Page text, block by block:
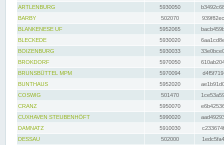
ARTLENBURG
5930050
BARBY
502070
BLANKENESE UF
5952065
BLECKEDE
5930020
BOIZENBURG
5930033
BROKDORF
5970050
BRUNSBÜTTEL MPM
5970094
BUNTHAUS
5952020
COSWIG
501470
CRANZ
5950070
CUXHAVEN STEUBENHÖFT
5990020
DAMNATZ
5910030
DESSAU
502000